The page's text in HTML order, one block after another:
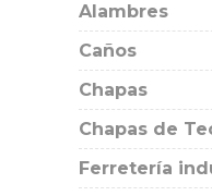
Alambres
Caños
Chapas
Chapas de
Ferretería